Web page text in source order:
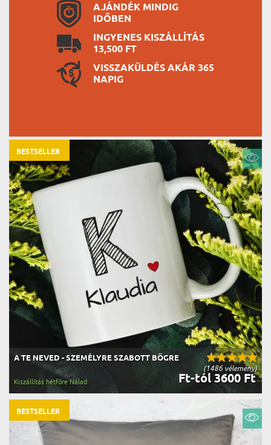
AJÁNDÉK MINDIG
IDŐBEN
INGYENES KISZÁLLÍTÁS
13,500 FT
VISSZAKÜLDÉS AKÁR 365
NAPIG
(1486 vélemény)
A TE NEVED - SZEMÉLYRE SZABOTT BÖGRE
Ft-tól 3600 Ft
Kiszállítás hétfőre Nálad
BESTSELLER
BESTSELLER